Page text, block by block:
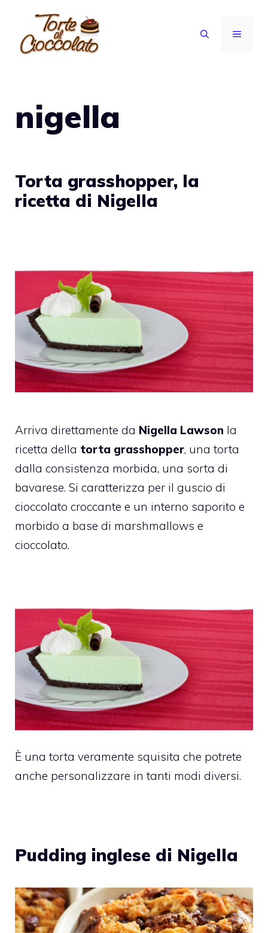
contenuto
MENU
nigella
Torta grasshopper, la
ricetta di Nigella
Arriva direttamente da Nigella Lawson la
ricetta della torta grasshopper, una torta
dalla consistenza morbida, una sorta di
bavarese. Si caratterizza per il guscio di
cioccolato croccante e un interno saporito e
morbido a base di marshmallows e
cioccolato.
È una torta veramente squisita che potrete
anche personalizzare in tanti modi diversi.
Pudding inglese di Nigella